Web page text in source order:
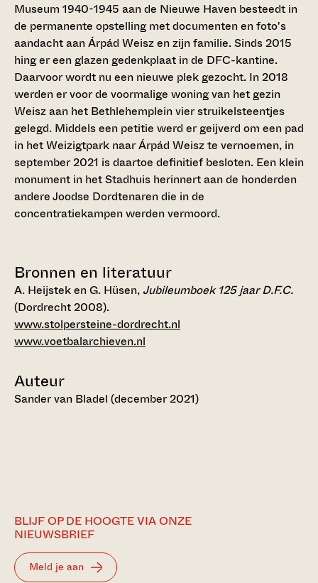
Museum 1940-1945 aan de Nieuwe Haven besteedt in
de permanente opstelling met documenten en foto's
aandacht aan Árpád Weisz en zijn familie. Sinds 2015
hing er een glazen gedenkplaat in de DFC-kantine.
Daarvoor wordt nu een nieuwe plek gezocht. In 2018
werden er voor de voormalige woning van het gezin
Weisz aan het Bethlehemplein vier struikelsteentjes
gelegd. Middels een petitie werd er geijverd om een pad
in het Weizigtpark naar Árpád Weisz te vernoemen, in
september 2021 is daartoe definitief besloten. Een klein
monument in het Stadhuis herinnert aan de honderden
andere Joodse Dordtenaren die in de
concentratiekampen werden vermoord.
Bronnen en literatuur
A. Heijstek en G. Hüsen, Jubileumboek 125 jaar D.F.C.
(Dordrecht 2008).
www.stolpersteine-dordrecht.nl
www.voetbalarchieven.nl
Auteur
Sander van Bladel (december 2021)
BLIJF OP DE HOOGTE VIA ONZE
NIEUWSBRIEF
Meld je aan